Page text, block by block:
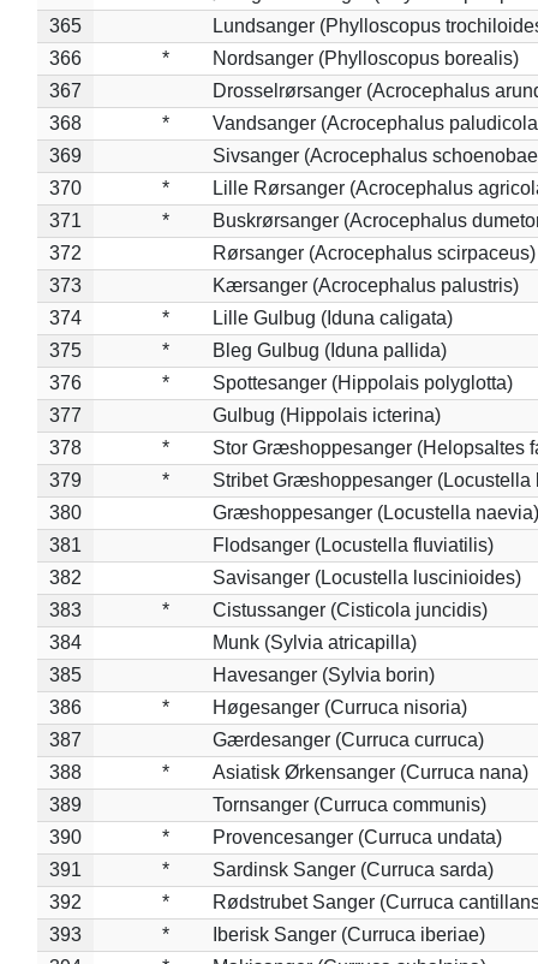
365
Lundsanger (Phylloscopus
366
*
Nordsanger (Phylloscopus borealis)
367
Drosselrørsanger (Acrocephalus
368
*
Vandsanger (Acrocephalus
369
Sivsanger (Acrocephalus
370
*
Lille Rørsanger (Acrocephalus
371
*
Buskrørsanger (Acrocephalus
372
Rørsanger (Acrocephalus scirpaceus)
373
Kærsanger (Acrocephalus palustris)
374
*
Lille Gulbug (Iduna caligata)
375
*
Bleg Gulbug (Iduna pallida)
376
*
Spottesanger (Hippolais polyglotta)
377
Gulbug (Hippolais icterina)
378
*
Stor Græshoppesanger (Helopsaltes
379
*
Stribet Græshoppesanger (Locustella
380
Græshoppesanger (Locustella naevia)
381
Flodsanger (Locustella fluviatilis)
382
Savisanger (Locustella luscinioides)
383
*
Cistussanger (Cisticola juncidis)
384
Munk (Sylvia atricapilla)
385
Havesanger (Sylvia borin)
386
*
Høgesanger (Curruca nisoria)
387
Gærdesanger (Curruca curruca)
388
*
Asiatisk Ørkensanger (Curruca nana)
389
Tornsanger (Curruca communis)
390
*
Provencesanger (Curruca undata)
391
*
Sardinsk Sanger (Curruca sarda)
392
*
Rødstrubet Sanger (Curruca
393
*
Iberisk Sanger (Curruca iberiae)